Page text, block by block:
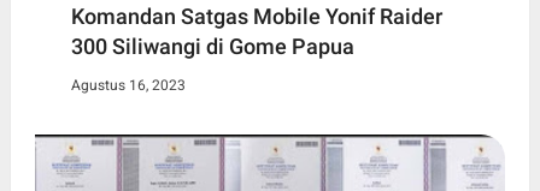
Komandan Satgas Mobile Yonif Raider
300 Siliwangi di Gome Papua
Agustus 16, 2023